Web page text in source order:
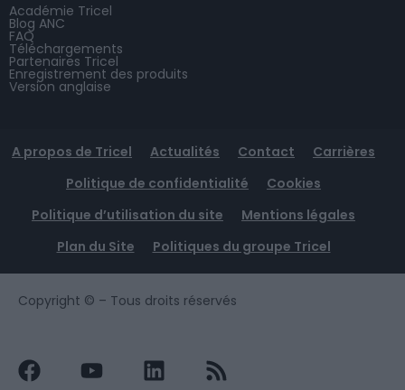
Académie Tricel
Blog ANC
FAQ
Téléchargements
Partenaires Tricel
Enregistrement des produits
Version anglaise
A propos de Tricel Actualités Contact
Carrières
Politique de confidentialité
Cookies
Politique d’utilisation du site
Mentions légales
Plan du Site
Politiques du groupe Tricel
Copyright © – Tous droits réservés